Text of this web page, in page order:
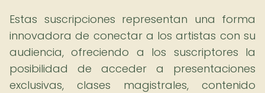
Estas suscripciones representan una forma
innovadora de conectar a los artistas con su
audiencia, ofreciendo a los suscriptores la
posibilidad de acceder a presentaciones
exclusivas, clases magistrales, contenido